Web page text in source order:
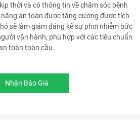
thời và có thông tin về chăm sóc bệnh
an toàn được tăng cường được tích
sẽ làm giảm đáng kể sự phơi nhiễm bức
vận hành, phù hợp với các tiêu chuẩn
toàn toàn cầu.
Nhận Báo Giá